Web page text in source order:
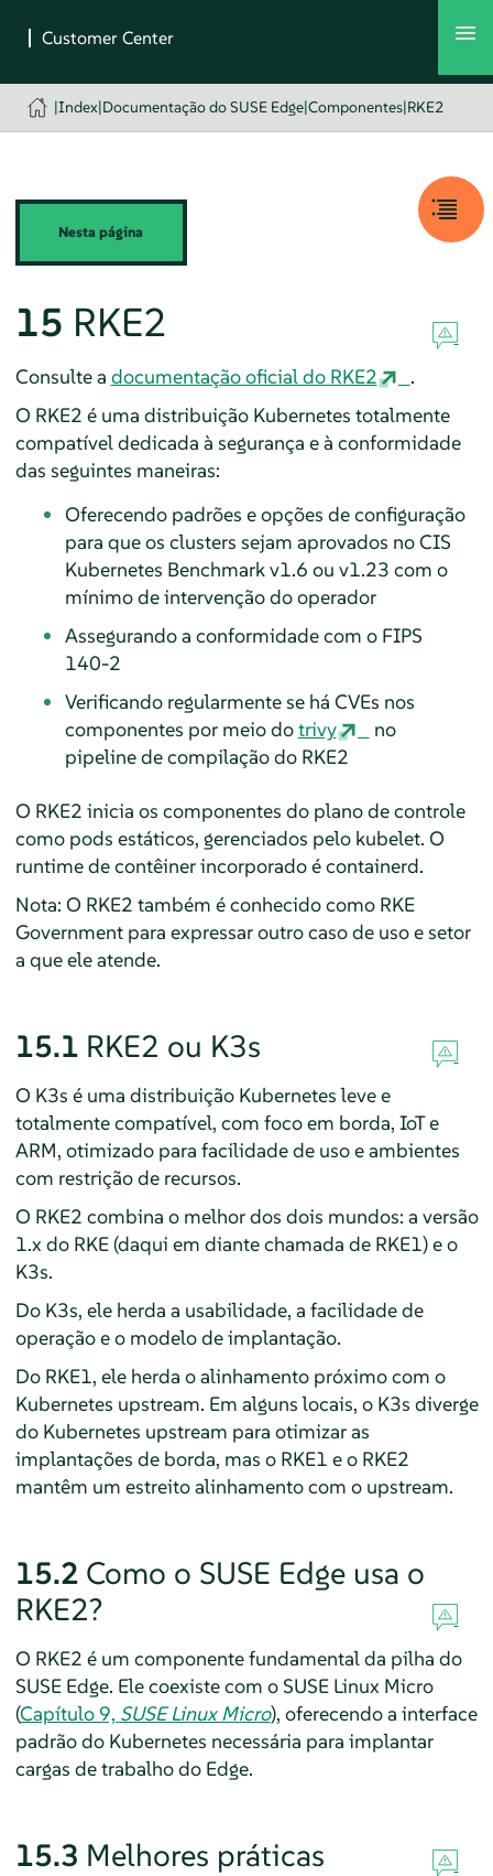
|Index|Documentação do SUSE Edge|Componentes|RKE2
Nesta página
15 RKE2
Consulte a documentação oficial do RKE2
.
O RKE2 é uma distribuição Kubernetes totalmente
compatível dedicada à segurança e à conformidade
das seguintes maneiras:
Oferecendo padrões e opções de configuração
para que os clusters sejam aprovados no CIS
Kubernetes Benchmark v1.6 ou v1.23 com o
mínimo de intervenção do operador
Assegurando a conformidade com o FIPS
140-2
Verificando regularmente se há CVEs nos
componentes por meio dotrivy
no
pipeline de compilação do RKE2
O RKE2 inicia os componentes do plano de controle
como pods estáticos, gerenciados pelo kubelet. O
runtime de contêiner incorporado é containerd.
Nota: O RKE2 também é conhecido como RKE
Government para expressar outro caso de uso e setor
a que ele atende.
15.1 RKE2 ou K3s
O K3s é uma distribuição Kubernetes leve e
totalmente compatível, com foco em borda, IoT e
ARM, otimizado para facilidade de uso e ambientes
com restrição de recursos.
O RKE2 combina o melhor dos dois mundos: a versão
1.x do RKE (daqui em diante chamada de RKE1) e o
K3s.
Do K3s, ele herda a usabilidade, a facilidade de
operação e o modelo de implantação.
Do RKE1, ele herda o alinhamento próximo com o
Kubernetes upstream. Em alguns locais, o K3s diverge
do Kubernetes upstream para otimizar as
implantações de borda, mas o RKE1 e o RKE2
mantêm um estreito alinhamento com o upstream.
15.2 Como o SUSE Edge usa o
RKE2?
O RKE2 é um componente fundamental da pilha do
SUSE Edge. Ele coexiste com o SUSE Linux Micro
(Capítulo 9, SUSE Linux Micro), oferecendo a interface
padrão do Kubernetes necessária para implantar
cargas de trabalho do Edge.
15.3 Melhores práticas